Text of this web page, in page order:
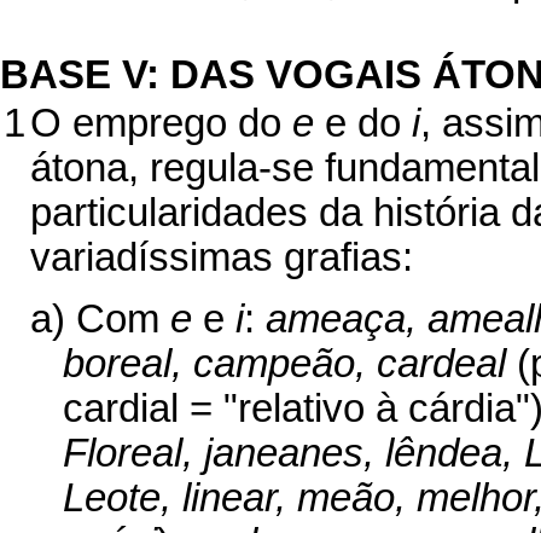
BASE V: DAS VOGAIS
1O emprego do e e do i,
átona, regula-se
particularidades da história
variadíssimas grafias:
a) Com e e i: ameaça,
boreal, campeão, cardeal
cardial = "relativo à
Floreal, janeanes, lêndea,
Leote, linear, meão,